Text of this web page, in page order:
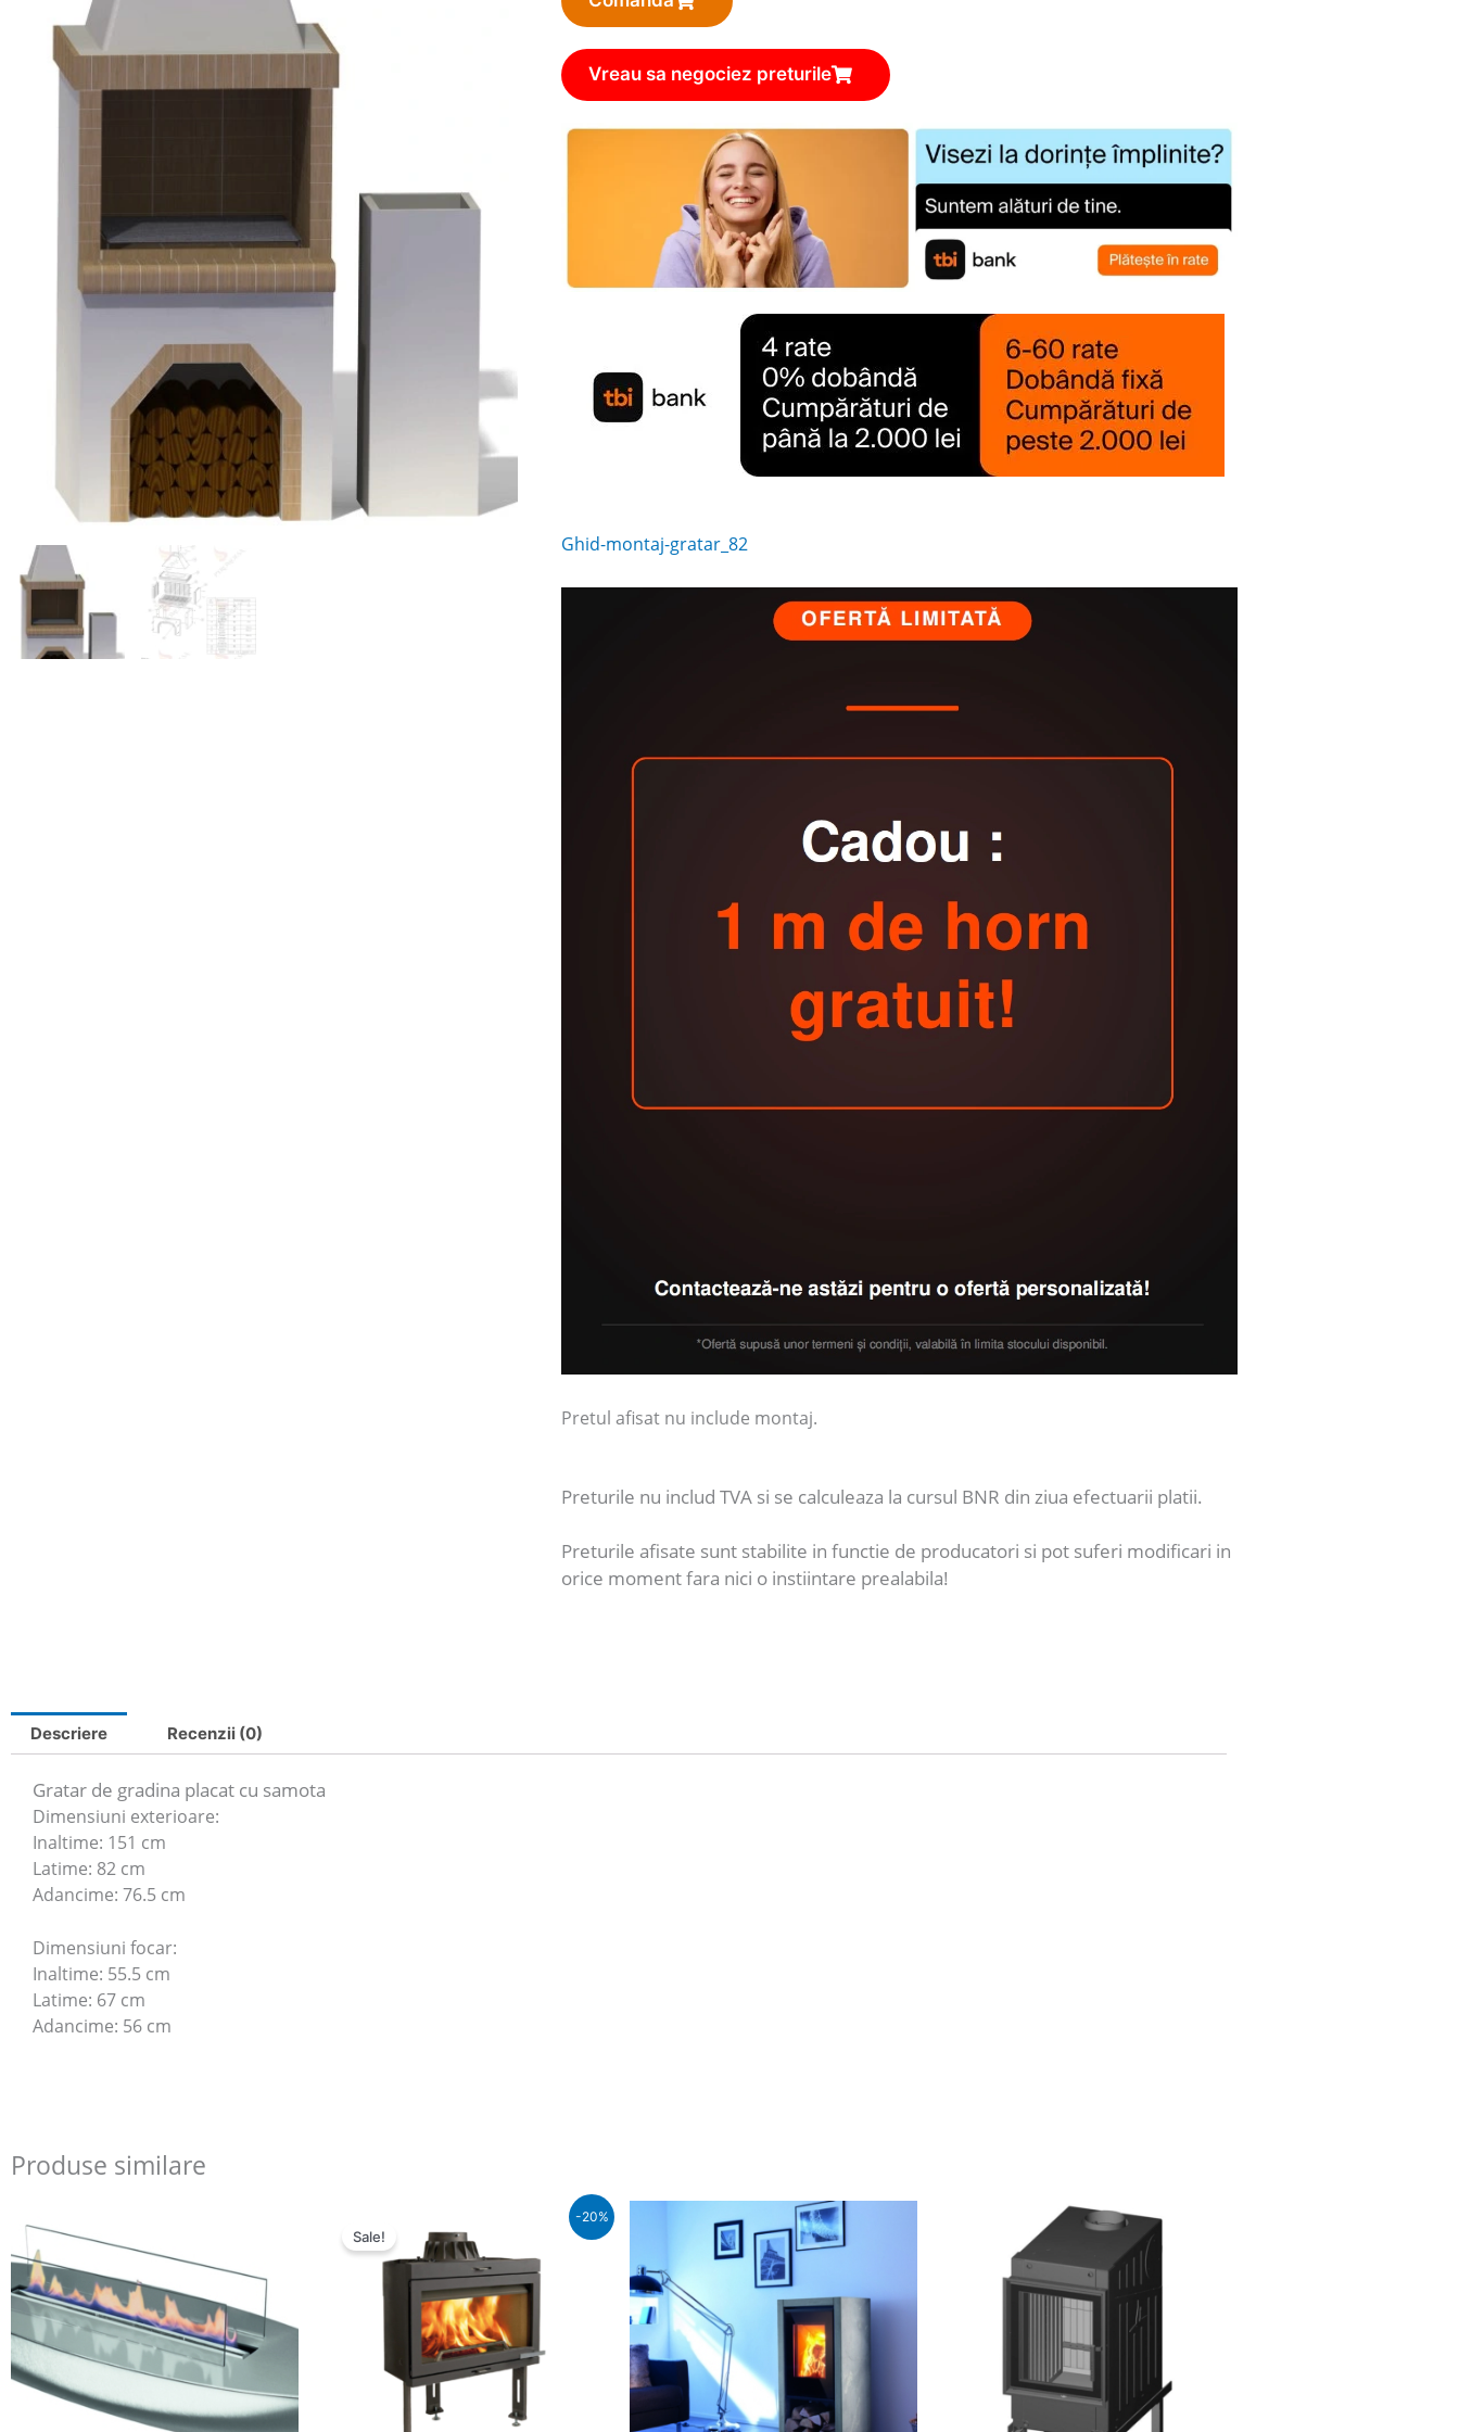
Vreau sa negociez preturile
Ghid-montaj-gratar_82
Pretul afisat nu include montaj.
Preturile nu includ TVA si se calculeaza la cursul BNR din ziua efectuarii platii.
Preturile afisate sunt stabilite in functie de producatori si pot suferi modificari in
orice moment fara nici o instiintare prealabila!
Descriere Recenzii (0)
Gratar de gradina placat cu samota
Dimensiuni exterioare:
Inaltime: 151 cm
Latime: 82 cm
Adancime: 76.5 cm
Dimensiuni focar:
Inaltime: 55.5 cm
Latime: 67 cm
Adancime: 56 cm
Produse similare
-20%
Sale!
a
fost:
€3.577,00.
este:
€2.862,00.